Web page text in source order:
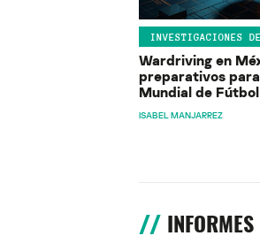
INVESTIGACIONES
Wardriving en
preparativos
Mundial de
ISABEL MANJARREZ
INFORMES